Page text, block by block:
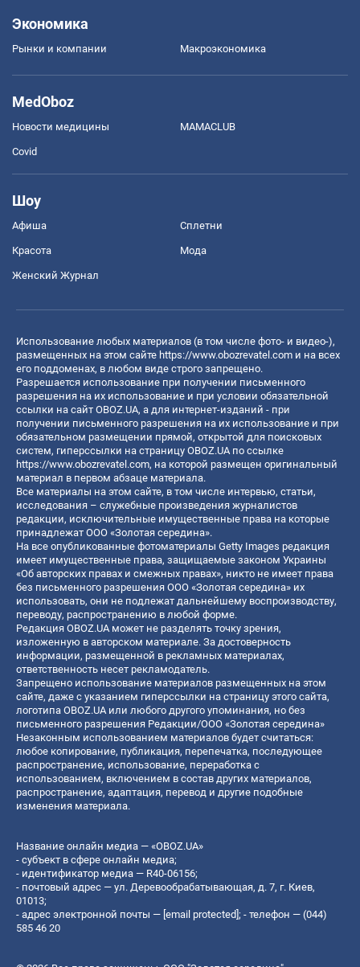
Экономика
Рынки и компании Mакроэкономика
MedOboz
Новости медицины MAMACLUB
Covid
Шоу
Афиша Сплетни
Красота Мода
Женский Журнал
Использование любых материалов (в том числе фото- и видео-),
размещенных на этом сайте https://www.obozrevatel.com и на всех
его поддоменах, в любом виде строго запрещено.
Разрешается использование при получении письменного
разрешения на их использование и при условии обязательной
ссылки на сайт OBOZ.UA, а для интернет-изданий - при
получении письменного разрешения на их использование и при
обязательном размещении прямой, открытой для поисковых
систем, гиперссылки на страницу OBOZ.UA по ссылке
https://www.obozrevatel.com, на которой размещен оригинальный
материал в первом абзаце материала.
Все материалы на этом сайте, в том числе интервью, статьи,
исследования – служебные произведения журналистов
редакции, исключительные имущественные права на которые
принадлежат ООО «Золотая середина».
На все опубликованные фотоматериалы Getty Images редакция
имеет имущественные права, защищаемые законом Украины
«Об авторских правах и смежных правах», никто не имеет права
без письменного разрешения ООО «Золотая середина» их
использовать, они не подлежат дальнейшему воспроизводству,
переводу, распространению в любой форме.
Редакция OBOZ.UA может не разделять точку зрения,
изложенную в авторском материале. За достоверность
информации, размещенной в рекламных материалах,
ответственность несет рекламодатель.
Запрещено использование материалов размещенных на этом
сайте, даже с указанием гиперссылки на страницу этого сайта,
логотипа OBOZ.UA или любого другого упоминания, но без
письменного разрешения Редакции/ООО «Золотая середина»
Незаконным использованием материалов будет считаться:
любое копирование, публикация, перепечатка, последующее
распространение, использование, переработка с
использованием, включением в состав других материалов,
распространение, адаптация, перевод и другие подобные
изменения материала.
Название онлайн медиа — «OBOZ.UA»
- субъект в сфере онлайн медиа;
- идентификатор медиа — R40-06156;
- почтовый адрес — ул. Деревообрабатывающая, д. 7, г. Киев,
01013;
- адрес электронной почты — [email protected]; - телефон — (044)
585 46 20